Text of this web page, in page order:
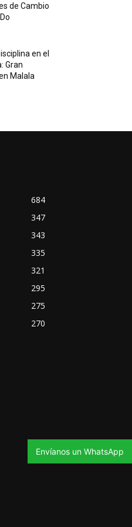
de Cambio
en el
Gran
Malala
684
347
343
335
321
295
275
270
Envíanos un WhatsApp